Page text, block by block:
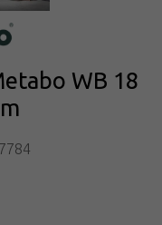
WB 18